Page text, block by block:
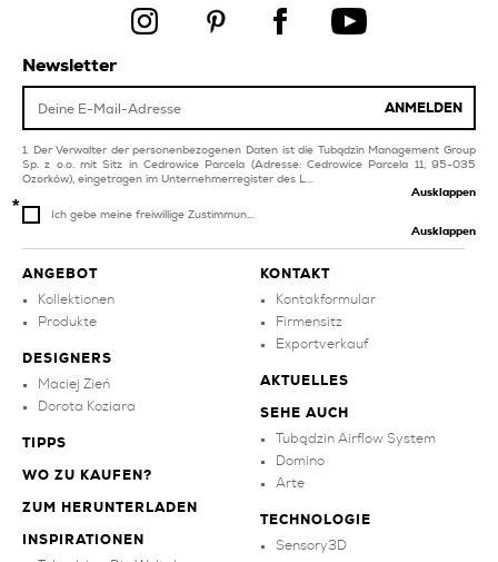
balkon und
terrassenfliesen
fassadenfliesen
blaue
badezimmerfliesen
violette pool und spa-
ANGEBOT
Kollektionen
Produkte
DESIGNERS
Maciej Zień
Dorota Koziara
TIPPS
WO ZU KAUFEN?
ZUM HERUNTERLADEN
INSPIRATIONEN
KONTAKT
Kontakformular
Firmensitz
Exportverkauf
AKTUELLES
SEHE AUCH
Tubądzin Airflow System
Domino
Arte
TECHNOLOGIE
Sensory3D
Newsletter
ANMELDEN
Der Verwalter der personenbezogenen Daten ist die Tubądzin Management Group
Sp. z o.o. mit Sitz in Cedrowice Parcela (Adresse: Cedrowice Parcela 11, 95-035
Ozorków), eingetragen im Unternehmerregister des L...
Ausklappen
Ich gebe meine freiwillige Zustimmun...
Ausklappen